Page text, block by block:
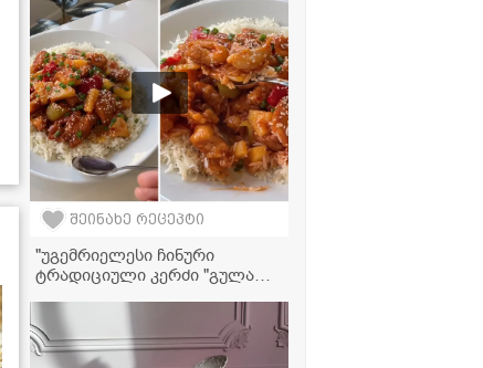
შეინახე რეცეპტი
"უგემრიელესი ჩინური
ტრადიციული კერძი "გულაო",
მზადდება" - ქათამი ბრინჯთან
ერთად ტკბილ-ცხარე სოუსში